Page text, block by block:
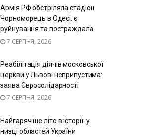
Армія РФ обстріляла стадіон
Чорноморець в Одесі: є
руйнування та постраждала
7 СЕРПНЯ, 2026
Реабілітація діячів московської
церкви у Львові неприпустима:
заява Євросолідарності
7 СЕРПНЯ, 2026
Найгарячіше літо в історії: у
низці областей України